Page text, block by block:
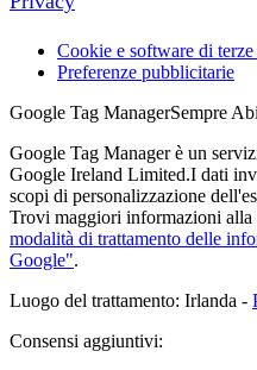
Cookie e software di terze
Preferenze pubblicitarie
Google Tag ManagerSempre
Google Tag Manager è un
Google Ireland Limited.I dati
scopi di personalizzazione
Trovi maggiori informazioni alla
modalità di trattamento delle
Google".
Luogo del trattamento: Irlanda -
Consensi aggiuntivi: